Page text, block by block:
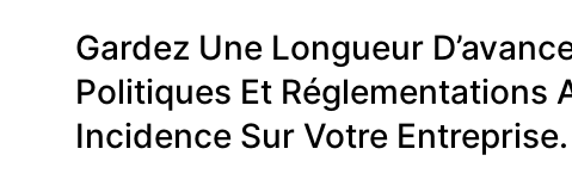
Gardez Une Longueur
Politiques Et Réglementations
Incidence Sur Votre Entreprise.